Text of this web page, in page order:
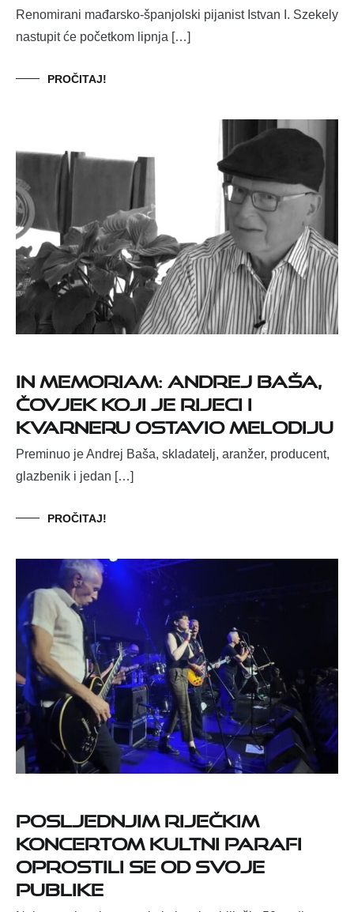
Renomirani mađarsko-španjolski pijanist Istvan I. Szekely
nastupit će početkom lipnja […]
PROČITAJ!
IN MEMORIAM: Andrej Baša,
čovjek koji je Rijeci i
Kvarneru ostavio melodiju
Preminuo je Andrej Baša, skladatelj, aranžer, producent,
glazbenik i jedan […]
PROČITAJ!
Posljednjim riječkim
koncertom kultni Parafi
oprostili se od svoje
publike